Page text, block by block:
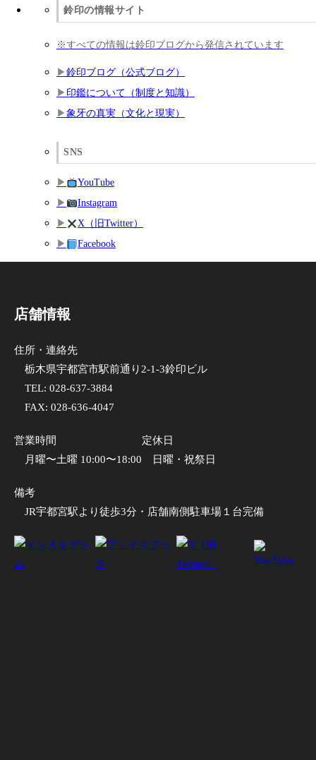
鈴印の情報サイト
※すべての情報は鈴印ブログから発信されています
鈴印ブログ（公式ブログ）
印鑑について（制度と知識）
象牙の真実（文化と現実）
SNS
YouTube
Instagram
X（旧Twitter）
Facebook
店舗情報
住所・連絡先
栃木県宇都宮市駅前通り2-1-3鈴印ビル
TEL: 028-637-3884
FAX: 028-636-4047
営業時間
月曜〜土曜 10:00〜18:00
定休日
日曜・祝祭日
備考
JR宇都宮駅より徒歩3分・店舗南側駐車場１台完備